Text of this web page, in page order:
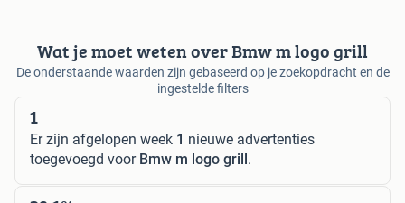
Wat je moet weten over Bmw m logo grill
De onderstaande waarden zijn gebaseerd op je zoekopdracht en de
ingestelde filters
1
Er zijn afgelopen week 1 nieuwe advertenties
toegevoegd voor Bmw m logo grill.